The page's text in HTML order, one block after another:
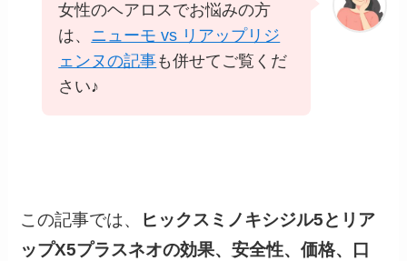
女性のヘアロスでお悩みの方
は、 ニューモ vs リアップリジ
ェンヌの記事も併せてご覧くだ
さい♪
この記事では、
ヒックスミノキシジル5とリア
ップX5プラスネオの効果、安全性、価格、口